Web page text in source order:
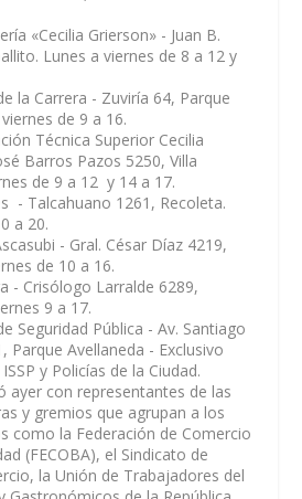
«Cecilia Grierson» - Juan B.
Lunes a viernes de 8 a 12 y
la Carrera - Zuviría 64, Parque
de 9 a 16.
Técnica Superior Cecilia
Barros Pazos 5250, Villa
de 9 a 12 y 14 a 17.
- Talcahuano 1261, Recoleta.
a 20.
- Gral. César Díaz 4219,
de 10 a 16.
- Crisólogo Larralde 6289,
9 a 17.
Seguridad Pública - Av. Santiago
Parque Avellaneda - Exclusivo
y Policías de la Ciudad.
ayer con representantes de las
y gremios que agrupan a los
como la Federación de Comercio
(FECOBA), el Sindicato de
la Unión de Trabajadores del